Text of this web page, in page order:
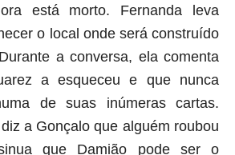
está morto. Fernanda leva
o local onde será construído
a conversa, ela comenta
a esqueceu e que nunca
de suas inúmeras cartas.
a Gonçalo que alguém roubou
que Damião pode ser o